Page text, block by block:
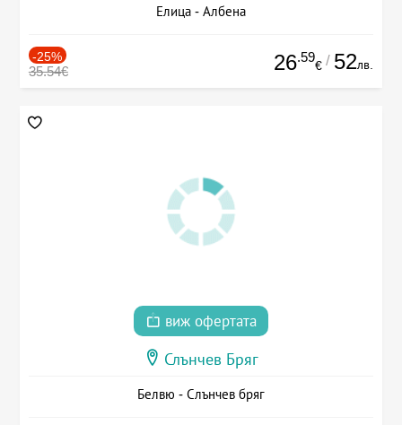
Елица - Албена
-25%
35.54€ 26.59
€ / 52лв.
виж офертата
Слънчев Бряг
Белвю - Слънчев бряг